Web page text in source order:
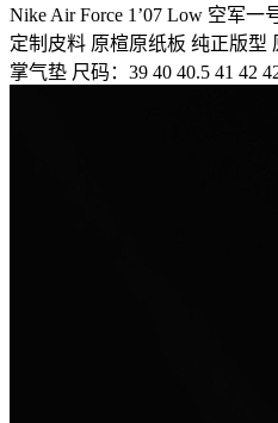
Nike Air Force 1’07 Low 空军一
定制皮料 原楦原纸板 纯正版型
掌气垫 尺码：39 40 40.5 41 42